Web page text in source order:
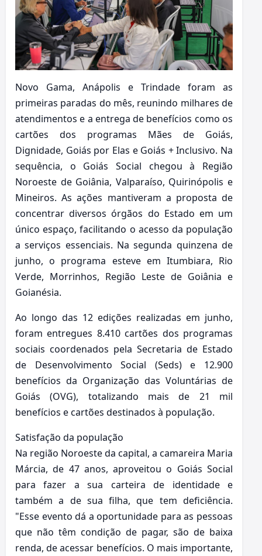
Novo Gama, Anápolis e Trindade foram as
primeiras paradas do mês, reunindo milhares de
atendimentos e a entrega de benefícios como os
cartões dos programas Mães de Goiás,
Dignidade, Goiás por Elas e Goiás + Inclusivo. Na
sequência, o Goiás Social chegou à Região
Noroeste de Goiânia, Valparaíso, Quirinópolis e
Mineiros. As ações mantiveram a proposta de
concentrar diversos órgãos do Estado em um
único espaço, facilitando o acesso da população
a serviços essenciais. Na segunda quinzena de
junho, o programa esteve em Itumbiara, Rio
Verde, Morrinhos, Região Leste de Goiânia e
Goianésia.
Ao longo das 12 edições realizadas em junho,
foram entregues 8.410 cartões dos programas
sociais coordenados pela Secretaria de Estado
de Desenvolvimento Social (Seds) e 12.900
benefícios da Organização das Voluntárias de
Goiás (OVG), totalizando mais de 21 mil
benefícios e cartões destinados à população.
Satisfação da população
Na região Noroeste da capital, a camareira Maria
Márcia, de 47 anos, aproveitou o Goiás Social
para fazer a sua carteira de identidade e
também a de sua filha, que tem deficiência.
"Esse evento dá a oportunidade para as pessoas
que não têm condição de pagar, são de baixa
renda, de acessar benefícios. O mais importante,